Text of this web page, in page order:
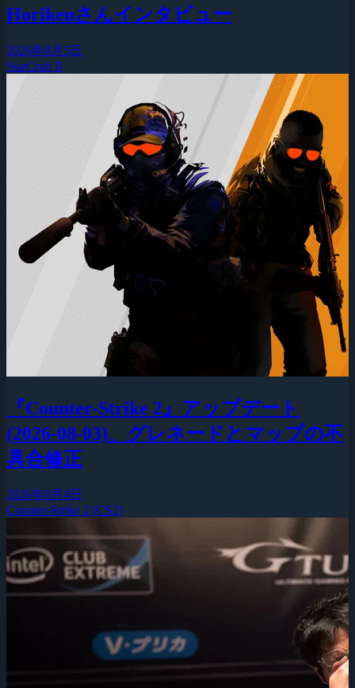
Horikenさんインタビュー
2026年8月5日
StarCraft II
『Counter-Strike 2』アップデート
(2026-08-03)、グレネードとマップの不
具合修正
2026年8月4日
Counter-Strike 2 (CS2)